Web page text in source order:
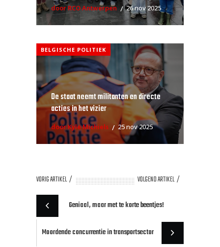
door RCO Antwerpen 26 nov 2025
BELGISCHE POLITIEK
De staat neemt militanten en directe
acties in het vizier
door Kyle Michiels 25 nov 2025
VORIG ARTIKEL VOLGEND ARTIKEL
Geniaal, maar met te korte beentjes!
Moordende concurrentie in transportsector